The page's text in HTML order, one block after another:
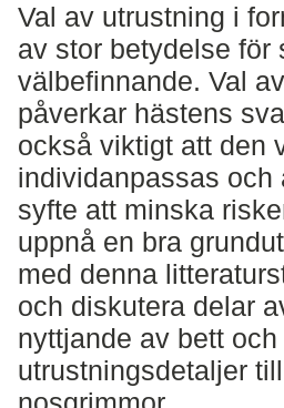
Val av utrustning i
av stor betydelse för
välbefinnande. Val
påverkar hästens
också viktigt att den
individanpassas och
syfte att minska
uppnå en bra
med denna
och diskutera delar
nyttjande av bett
utrustningsdetaljer